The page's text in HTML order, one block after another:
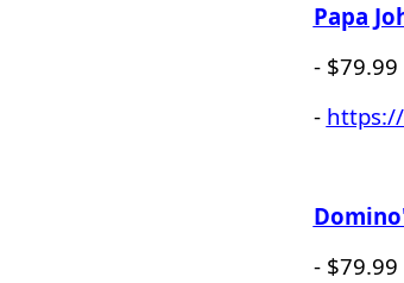
Papa
- $79.99
-
- $79.99